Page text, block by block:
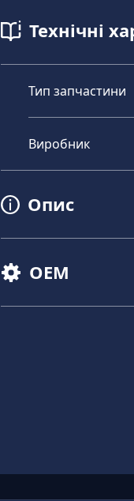
Технічні
Тип запчастини
Виробник
Опис
OEM